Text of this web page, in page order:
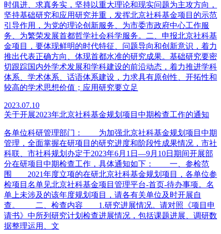
时俱进、求真务实，坚持以重大理论和现实问题为主攻方向，
坚持基础研究和应用研究并重，发挥北京社科基金项目的示范
引导作用，为党的理论创新服务、为市委市政府中心工作服
务、为繁荣发展首都哲学社会科学服务。二、申报北京社科基
金项目，要体现鲜明的时代特征、问题导向和创新意识，着力
推出代表正确方向、体现首都水准的研究成果。基础研究要密
切跟踪国内外学术发展和学科建设的前沿动态，着力推进学科
体系、学术体系、话语体系建设，力求具有原创性、开拓性和
较高的学术思想价值；应用研究要立足
2023.07.10
关于开展2023年北京社科基金规划项目中期检查工作的通知
各单位科研管理部门： 为加强北京社科基金规划项目中期
管理，全面掌握在研项目的研究进度和阶段性成果情况，市社
科联、市社科规划办定于2023年6月1日—9月10日期间开展部
分在研项目中期检查工作，具体通知如下： 一、参检范
围 2021年度立项的在研北京社科基金规划项目，各单位参
检项目名单见北京社科基金项目管理平台-首页-待办事项。名
单上未涉及的该年度规划项目，请各有关单位及时开展自
查。 二、检查内容 1.研究进展情况。请对照《项目申
请书》中所列研究计划检查进展情况，包括课题进展、调研数
据整理运用、文